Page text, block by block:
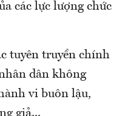
các lực lượng chức
tuyên truyền chính
dân không
vi buôn lậu,